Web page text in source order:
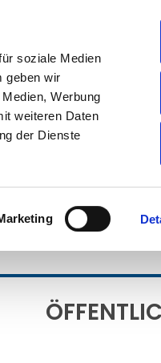
soziale Medien
geben wir
Werbung
weiteren Daten
der Dienste